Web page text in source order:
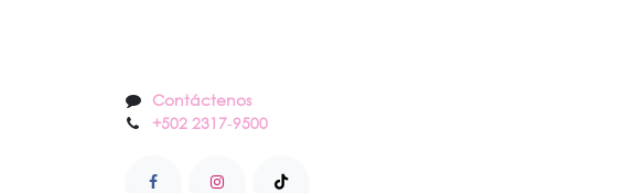
Contáctenos
+502 2317-9500